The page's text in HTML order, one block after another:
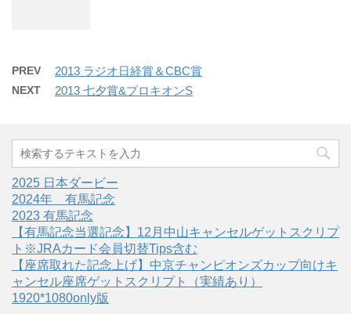
PREV 2013 ラジオ日経賞＆CBC賞
NEXT 2013 七夕賞&プロキオンS
2025 日本ダービー
2024年 有馬記念
2023 有馬記念
【有馬記念当選記念】12月中山キャンセルゲットスクリプ
ト※JRAカード会員切替Tips含む
【座席取れた記念上げ】中京チャンピオンズカップ向けキ
ャンセル座席ゲットスクリプト（実績あり）
1920*1080only版